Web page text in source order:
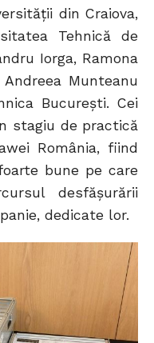
din Craiova,
Tehnică de
Iorga, Ramona
Munteanu
București. Cei
stagiu de practică
România, fiind
bune pe care
desfășurării
dedicate lor.